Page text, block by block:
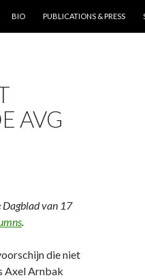
BIO PUBLICATIONS & PRESS
AVG
Dagblad van 17
.
die niet
Axel Arnbak